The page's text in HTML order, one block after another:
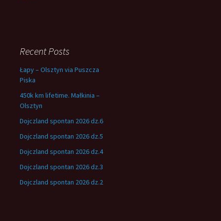
Recent Posts
Łapy – Olsztyn via Puszcza
Piska
450k km lifetime. Małkinia –
Olsztyn
Dojczland spontan 2026 dz.6
Dojczland spontan 2026 dz.5
Dojczland spontan 2026 dz.4
Dojczland spontan 2026 dz.3
Dojczland spontan 2026 dz.2